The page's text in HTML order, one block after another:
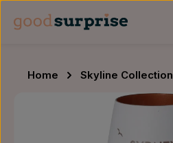
Zum Hauptinhalt springen
Home Skyline Collection
Bildergalerie überspringen